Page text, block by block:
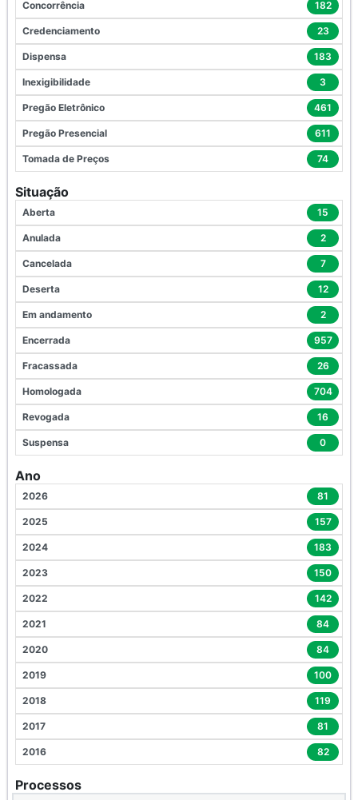
Concorrência 182
Credenciamento 23
Dispensa 183
Inexigibilidade 3
Pregão Eletrônico 461
Pregão Presencial 611
Tomada de Preços 74
Situação
Aberta 15
Anulada 2
Cancelada 7
Deserta 12
Em andamento 2
Encerrada 957
Fracassada 26
Homologada 704
Revogada 16
Suspensa 0
Ano
2026 81
2025 157
2024 183
2023 150
2022 142
2021 84
2020 84
2019 100
2018 119
2017 81
2016 82
Processos